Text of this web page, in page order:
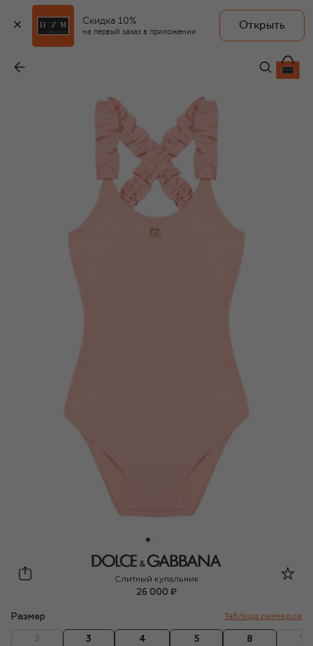
Скидка 10%
на первый заказ в приложении
Открыть
26 000 ₽
Dolce & Gabbana
Слитный купальник
26 000 ₽
Размер Таблица размеров
3 4 5 8